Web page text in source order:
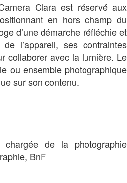
Clara est réservé́ aux
en hors champ du
d’une démarche réfléchie et
l’appareil, ses contraintes
collaborer avec la lumière. Le
ou ensemble photographique
sur son contenu.
de la photographie
BnF
marabout. Nafisa ne doit se
le mari que sagrand-mère
par le smartphone. Ala
la tradition, comme elle a su
de couleurs, et empreint de
noires.